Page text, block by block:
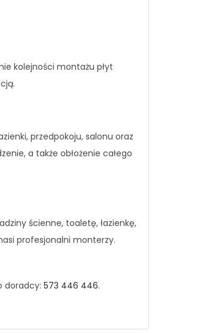
kolejności montażu płyt
przedpokoju, salonu oraz
a także obłożenie całego
ścienne, toaletę, łazienkę,
profesjonalni monterzy.
doradcy: 573 446 446.